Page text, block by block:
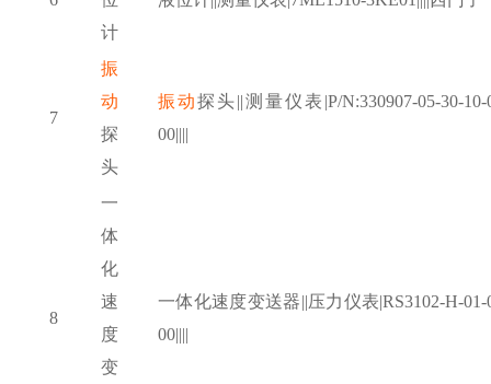
计
7
振
动
探
头
振动探头||测量仪表|P/N:330907-05-30-10-
00||||
8
一
体
化
速
度
变
一体化速度变送器||压力仪表|RS3102-H-01-
00||||